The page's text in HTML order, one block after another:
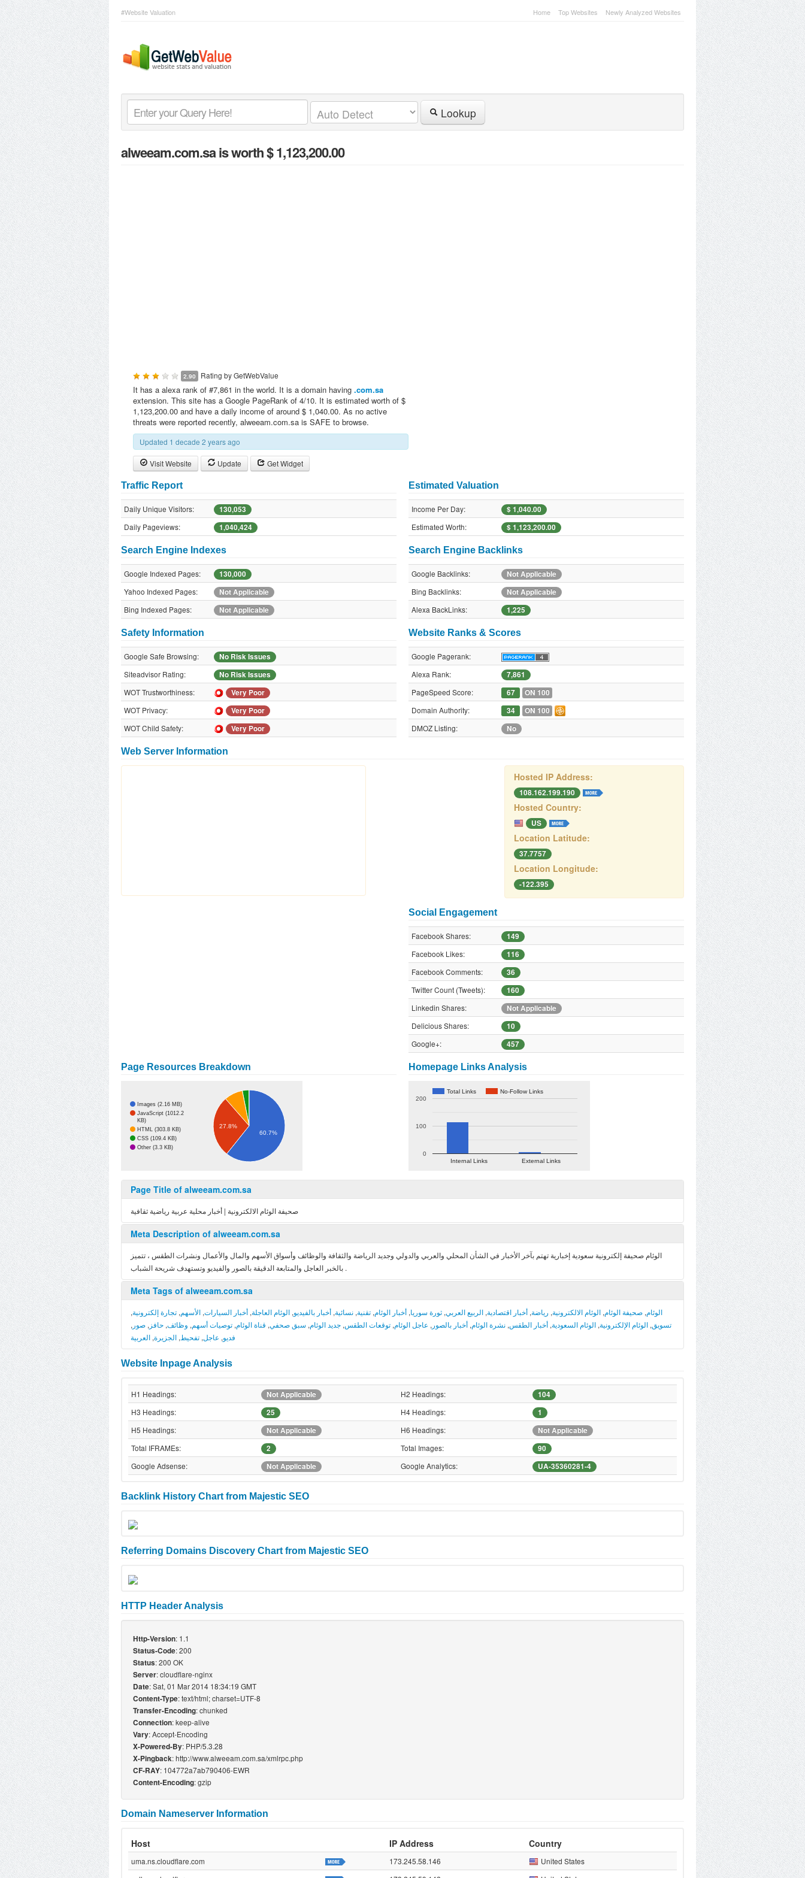
#Website Valuation Home Top Websites Newly Analyzed Websites
Lookup
alweeam.com.sais worth $ 1,123,200.00
2.90 Rating byGetWebValue
It has a alexa rank of #7,861 in the world. It is a domain having .com.sa
extension. This site has a Google PageRank of 4/10. It is estimated worth of $
1,123,200.00 and have a daily income of around $ 1,040.00. As no active
threats were reported recently, alweeam.com.sa is SAFE to browse.
Updated 1 decade 2 years ago
Visit Website Update Get Widget
Traffic Report
Daily Unique Visitors:
130,053
Daily Pageviews:
1,040,424
Estimated Valuation
Income Per Day:
$ 1,040.00
Estimated Worth:
$ 1,123,200.00
Search Engine Indexes
Google Indexed Pages:
130,000
Yahoo Indexed Pages:
Not Applicable
Bing Indexed Pages:
Not Applicable
Search Engine Backlinks
Google Backlinks:
Not Applicable
Bing Backlinks:
Not Applicable
Alexa BackLinks:
1,225
Safety Information
Google Safe Browsing:
No Risk Issues
Siteadvisor Rating:
No Risk Issues
WOT Trustworthiness:
Very Poor
WOT Privacy:
Very Poor
WOT Child Safety:
Very Poor
Website Ranks & Scores
Google Pagerank:
Alexa Rank:
7,861
PageSpeed Score:
67
ON 100
Domain Authority:
34
ON 100
DMOZ Listing:
No
Web Server Information
Hosted IP Address:
108.162.199.190
Hosted Country:
US
Location Latitude:
37.7757
Location Longitude:
-122.395
Social Engagement
Facebook Shares:
149
Facebook Likes:
116
Facebook Comments:
36
Twitter Count (Tweets):
160
Linkedin Shares:
Not Applicable
Delicious Shares:
10
Google+:
457
Page Resources Breakdown
Images (2.16 MB)
JavaScript (1012.2
KB)
HTML (303.8 KB)
CSS (109.4 KB)
Other (3.3 KB)
27.8%
60.7%
Homepage Links Analysis
Total Links No-Follow Links
Internal Links External Links
0
100
200
Page Title of alweeam.com.sa
صحيفة الوئام الالكترونية | أخبار محلية عربية رياضية ثقافية
Meta Description of alweeam.com.sa
الوئام صحيفة إلكترونية سعودية إخبارية تهتم بآخر الأخبار في الشأن المحلي والعربي والدولي وجديد الرياضة والثقافة والوظائف وأسواق الأسهم والمال والأعمال ونشرات الطقس ، تتميز
بالخبر العاجل والمتابعة الدقيقة بالصور والفيديو وتستهدف شريحة الشباب .
Meta Tags of alweeam.com.sa
الوئام, صحيفة الوئام, الوئام الالكترونية, رياضة, أخبار اقتصادية, الربيع العربي, ثورة سوريا, أخبار الوئام, تقنية, نسائية, أخبار بالفيديو, الوئام العاجلة, أخبار السيارات, الأسهم, تجارة إلكترونية,
تسويق, الوئام الإلكترونية, الوئام السعودية, أخبار الطقس, نشرة الوئام, أخبار بالصور , عاجل الوئام, توقعات الطقس, جديد الوئام, سبق صحفي, قناة الوئام, توصيات أسهم, وظائف, حافز , صور ,
فديو, عاجل, تفحيط , الجزيرة, العربية
Website Inpage Analysis
H1 Headings: Not Applicable H2 Headings:
104
H3 Headings:
25 H4 Headings:
1
H5 Headings:
Not Applicable H6 Headings:
Not Applicable
Total IFRAMEs:
2 Total Images:
90
Google Adsense:
Not Applicable Google Analytics: UA-35360281-4
Backlink History Chart from Majestic SEO
Referring Domains Discovery Chart from Majestic SEO
HTTP Header Analysis
Http-Version: 1.1
Status-Code: 200
Status: 200 OK
Server: cloudflare-nginx
Date: Sat, 01 Mar 2014 18:34:19 GMT
Content-Type: text/html; charset=UTF-8
Transfer-Encoding: chunked
Connection: keep-alive
Vary: Accept-Encoding
X-Powered-By: PHP/5.3.28
X-Pingback: http://www.alweeam.com.sa/xmlrpc.php
CF-RAY: 104772a7ab790406-EWR
Content-Encoding: gzip
Domain Nameserver Information
Host IP Address Country
uma.ns.cloudflare.com 173.245.58.146
United States